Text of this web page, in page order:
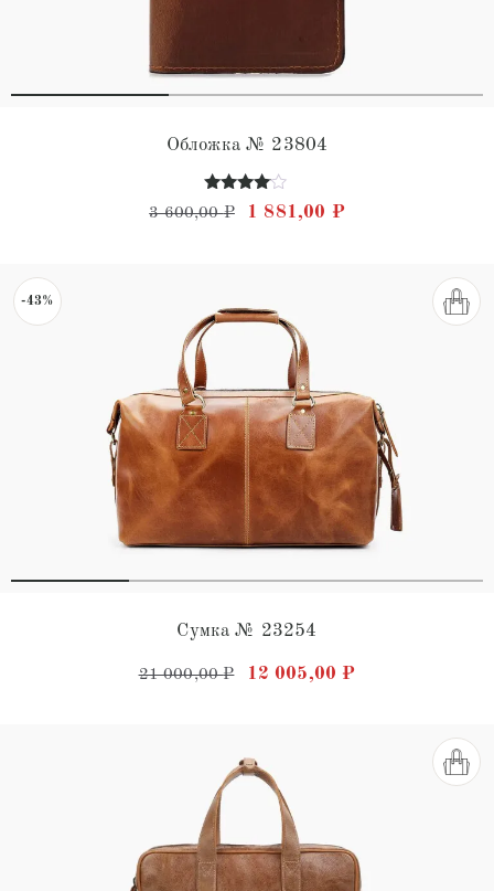
Обложка № 23804
Оценка
3.91
3 600,00₽ Первоначальная цена
1 881,00 ₽Текущая цена:
-43%
Сумка № 23254
21 000,00₽ Первоначальная цена
12 005,00 ₽Текущая цена: